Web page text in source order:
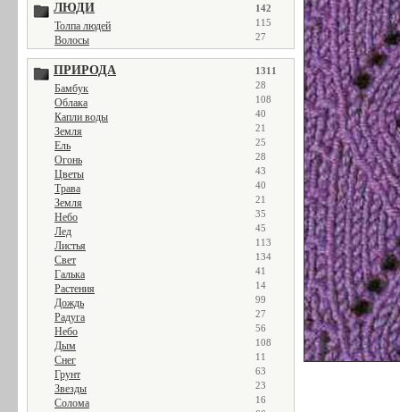
ЛЮДИ 142
Толпа людей 115
Волосы 27
ПРИРОДА 1311
Бамбук 28
Облака 108
Капли воды 40
Земля 21
Ель 25
Огонь 28
Цветы 43
Трава 40
Земля 21
Небо 35
Лед 45
Листья 113
Свет 134
Галька 41
Растения 14
Дождь 99
Радуга 27
Небо 56
Дым 108
Снег 11
Грунт 63
Звезды 23
Солома 16